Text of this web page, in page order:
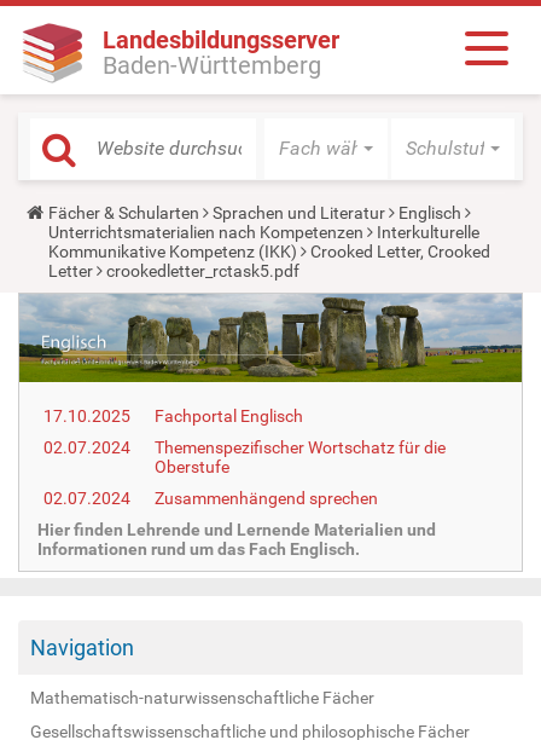
Landesbildungsserver
Baden-Württemberg
Fach wählen Schulstufe
Y
o
u
a
r
h
e
r
e
Fächer & Schularten Sprachen und Literatur
Englisch
Unterrichtsmaterialien nach Kompetenzen
Interkulturelle
Kommunikative Kompetenz (IKK)
Crooked Letter, Crooked
Letter
crookedletter_rctask5.pdf
17.10.2025
Fachportal Englisch
02.07.2024
Themenspezifischer Wortschatz für die
Oberstufe
02.07.2024
Zusammenhängend sprechen
Hier finden Lehrende und Lernende Materialien und
Informationen rund um das Fach Englisch.
Navigation
Mathematisch-naturwissenschaftliche Fächer
Gesellschaftswissenschaftliche und philosophische Fächer